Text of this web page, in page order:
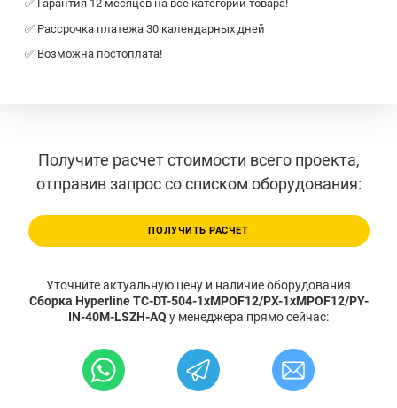
✅ Гарантия 12 месяцев на все категории товара!
✅ Рассрочка платежа 30 календарных дней
✅ Возможна постоплата!
Получите расчет стоимости всего проекта,
отправив запрос со списком оборудования:
ПОЛУЧИТЬ РАСЧЕТ
Уточните актуальную цену и наличие оборудования
Сборка Hyperline TC-DT-504-1xMPOF12/PX-1xMPOF12/PY-
IN-40M-LSZH-AQ у менеджера прямо сейчас: